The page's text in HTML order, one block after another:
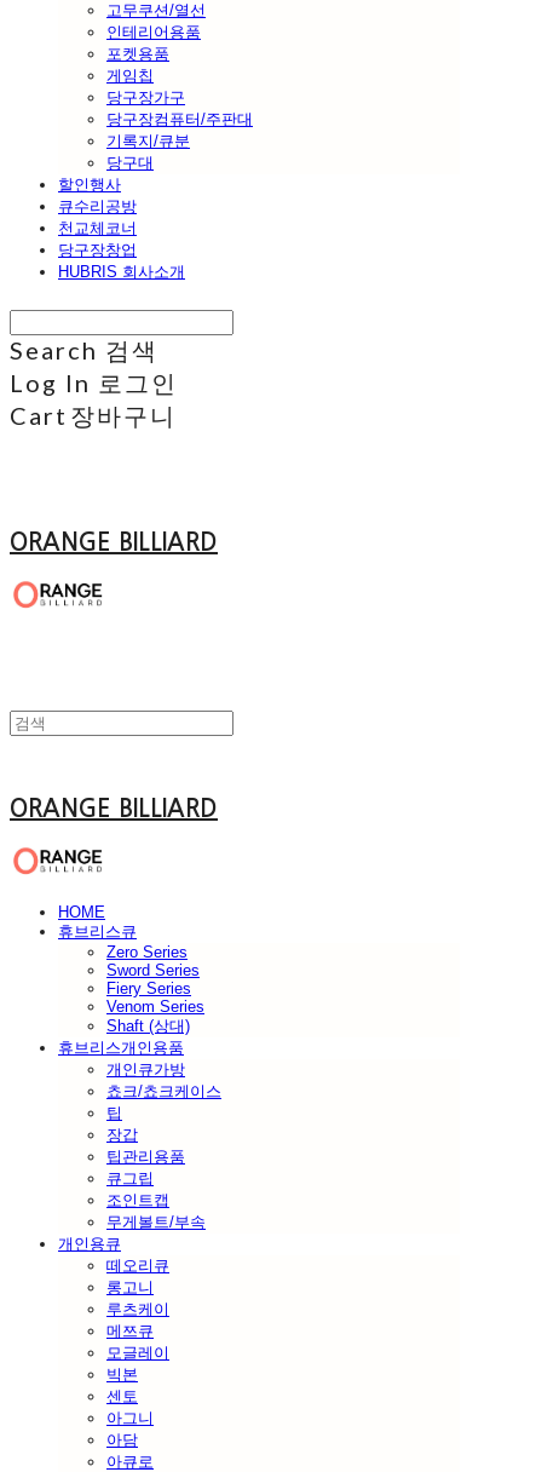
고무쿠션/열선
인테리어용품
포켓용품
게임칩
당구장가구
당구장컴퓨터/주판대
기록지/큐분
당구대
할인행사
큐수리공방
천교체코너
당구장창업
HUBRIS 회사소개
Search 검색
Log In 로그인
Cart 장바구니
ORANGE BILLIARD
ORANGE BILLIARD
HOME
휴브리스큐
Zero Series
Sword Series
Fiery Series
Venom Series
Shaft (상대)
휴브리스개인용품
개인큐가방
쵸크/쵸크케이스
팁
장갑
팁관리용품
큐그립
조인트캡
무게볼트/부속
개인용큐
떼오리큐
롱고니
루츠케이
메쯔큐
모글레이
빅본
센토
아그니
아담
아큐로